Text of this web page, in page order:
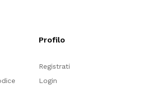
Profilo
Registrati
Login